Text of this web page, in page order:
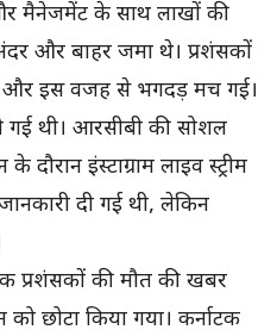
मैनेजमेंट के साथ लाखों की
और बाहर जमा थे। प्रशंसकों
और इस वजह से भगदड़ मच गई।
गई थी। आरसीबी की सोशल
दौरान इंस्टाग्राम लाइव स्ट्रीम
दी गई थी, लेकिन
प्रशंसकों की मौत की खबर
छोटा किया गया। कर्नाटक